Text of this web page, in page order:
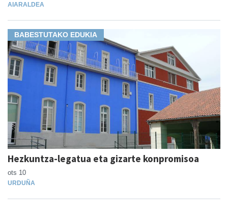
AIARALDEA
BABESTUTAKO EDUKIA
Hezkuntza-legatua eta gizarte konpromisoa
ots 10
URDUÑA